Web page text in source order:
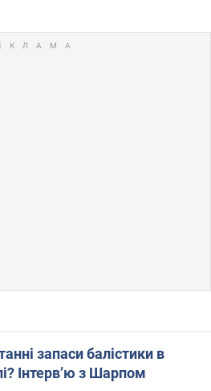
запаси балістики в
Інтерв’ю з Шарпом